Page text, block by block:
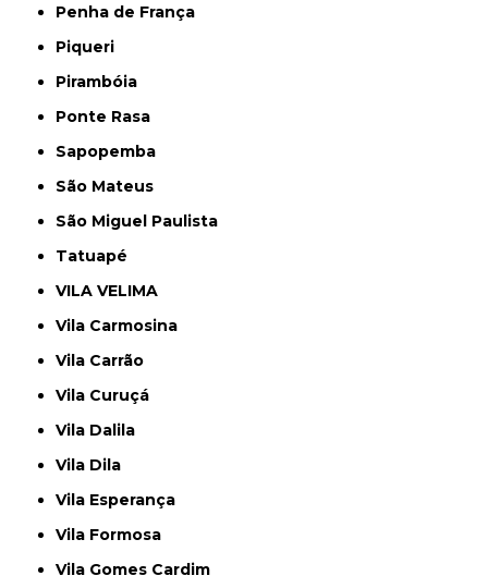
Penha de França
Piqueri
Pirambóia
Ponte Rasa
Sapopemba
São Mateus
São Miguel Paulista
Tatuapé
VILA VELIMA
Vila Carmosina
Vila Carrão
Vila Curuçá
Vila Dalila
Vila Dila
Vila Esperança
Vila Formosa
Vila Gomes Cardim